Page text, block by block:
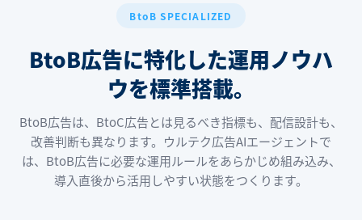
BtoB SPECIALIZED
BtoB広告に特化した運用ノウハ
ウを標準搭載。
BtoB広告は、BtoC広告とは見るべき指標も、配信設計も、
改善判断も異なります。ウルテク広告AIエージェントで
は、BtoB広告に必要な運用ルールをあらかじめ組み込み、
導入直後から活用しやすい状態をつくります。